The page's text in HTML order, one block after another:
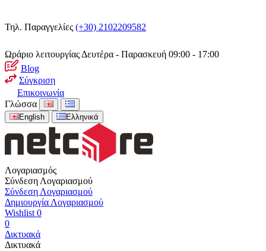
Τηλ. Παραγγελίες (+30) 2102209582
Ωράριο λειτουργίας Δευτέρα - Παρασκευή 09:00 - 17:00
Blog
Σύγκριση
Επικοινωνία
Γλώσσα
English Ελληνικά
Λογαριασμός
Σύνδεση Λογαριασμού
Σύνδεση Λογαριασμού
Δημιουργία Λογαριασμού
Wishlist 0
0
Δικτυακά
Δικτυακά